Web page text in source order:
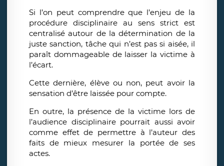
Si l’on peut comprendre que l’enjeu de la
procédure disciplinaire au sens strict est
centralisé autour de la détermination de la
juste sanction, tâche qui n’est pas si aisée, il
paraît dommageable de laisser la victime à
l’écart.
Cette dernière, élève ou non, peut avoir la
sensation d’être laissée pour compte.
En outre, la présence de la victime lors de
l’audience disciplinaire pourrait aussi avoir
comme effet de permettre à l’auteur des
faits de mieux mesurer la portée de ses
actes.